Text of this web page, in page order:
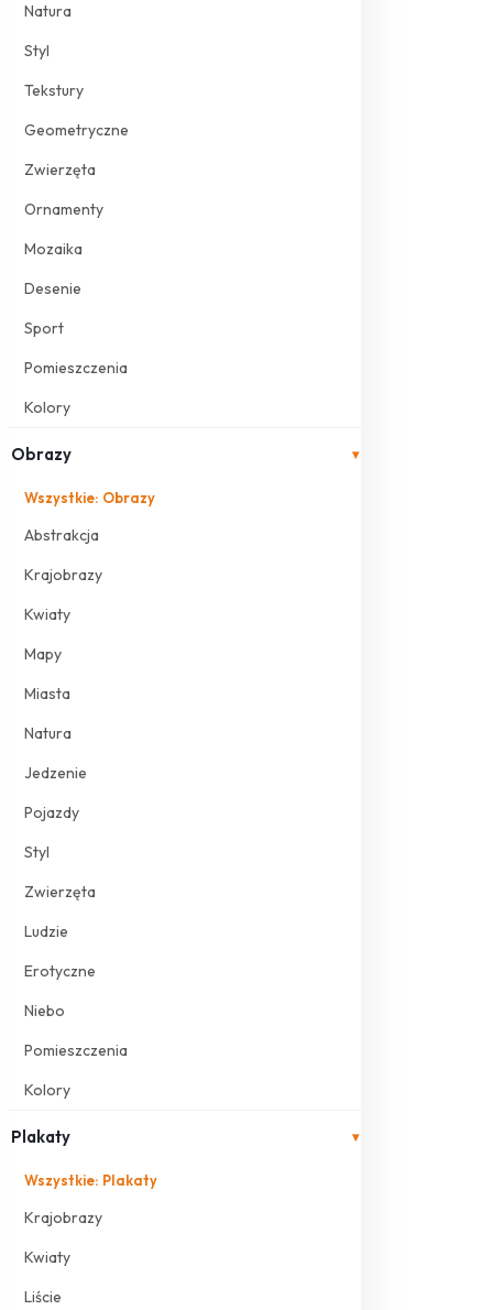
Natura
Styl
Tekstury
Geometryczne
Zwierzęta
Ornamenty
Mozaika
Desenie
Sport
Pomieszczenia
Kolory
Obrazy ▾
Wszystkie: Obrazy
Abstrakcja
Krajobrazy
Kwiaty
Mapy
Miasta
Natura
Jedzenie
Pojazdy
Styl
Zwierzęta
Ludzie
Erotyczne
Niebo
Pomieszczenia
Kolory
Plakaty ▾
Wszystkie: Plakaty
Krajobrazy
Kwiaty
Liście